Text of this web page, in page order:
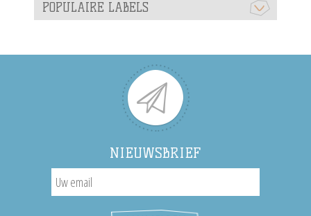
POPULAIRE LABELS
NIEUWSBRIEF